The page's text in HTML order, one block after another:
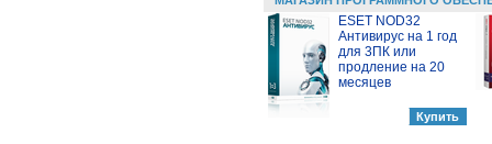
ESET NOD32
Антивирус на 1 год
для 3ПК или
продление на 20
месяцев